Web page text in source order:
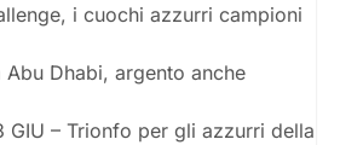
i cuochi azzurri campioni
Dhabi, argento anche
GIU – Trionfo per gli azzurri della